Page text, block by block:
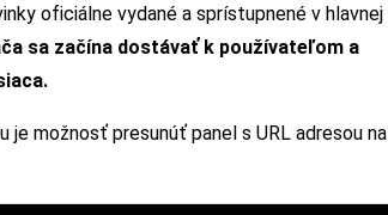
oficiálne vydané a sprístupnené v hlavnej
sa začína dostávať k používateľom a
je možnosť presunúť panel s URL adresou na